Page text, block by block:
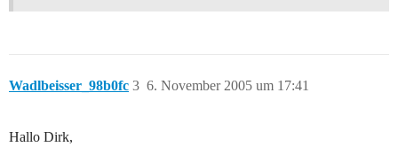
Wadlbeisser_98b0fc 6. November 2005 um 17:41
3
Hallo Dirk,